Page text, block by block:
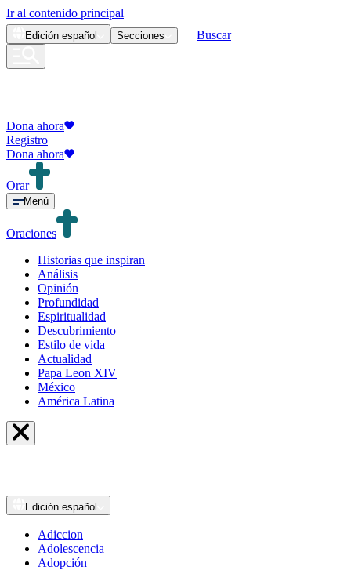
Ir al contenido principal
Edición español Secciones Buscar
Dona ahora
Registro
Dona ahora
Orar
Menú
Oraciones
Historias que inspiran
Análisis
Opinión
Profundidad
Espiritualidad
Descubrimiento
Estilo de vida
Actualidad
Papa Leon XIV
México
América Latina
Edición español
Adiccion
Adolescencia
Adopción